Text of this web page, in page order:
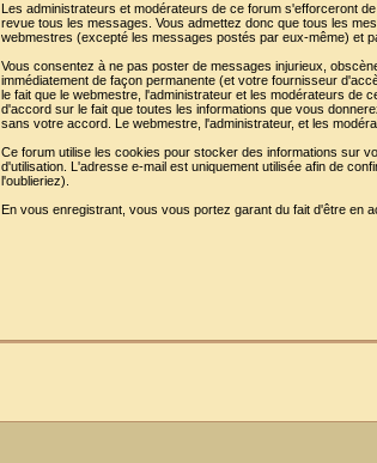
Les administrateurs et modérateurs de ce forum s'efforceront
revue tous les messages. Vous admettez donc que tous les
webmestres (excepté les messages postés par eux-même) et
Vous consentez à ne pas poster de messages injurieux,
immédiatement de façon permanente (et votre fournisseur
le fait que le webmestre, l'administrateur et les modérateurs de
d'accord sur le fait que toutes les informations que vous
sans votre accord. Le webmestre, l'administrateur, et les
Ce forum utilise les cookies pour stocker des informations sur
d'utilisation. L'adresse e-mail est uniquement utilisée afin de
l'oublieriez).
En vous enregistrant, vous vous portez garant du fait d'être en